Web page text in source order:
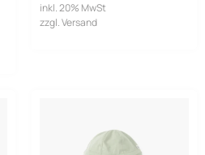
inkl. 20% MwSt
zzgl. Versand